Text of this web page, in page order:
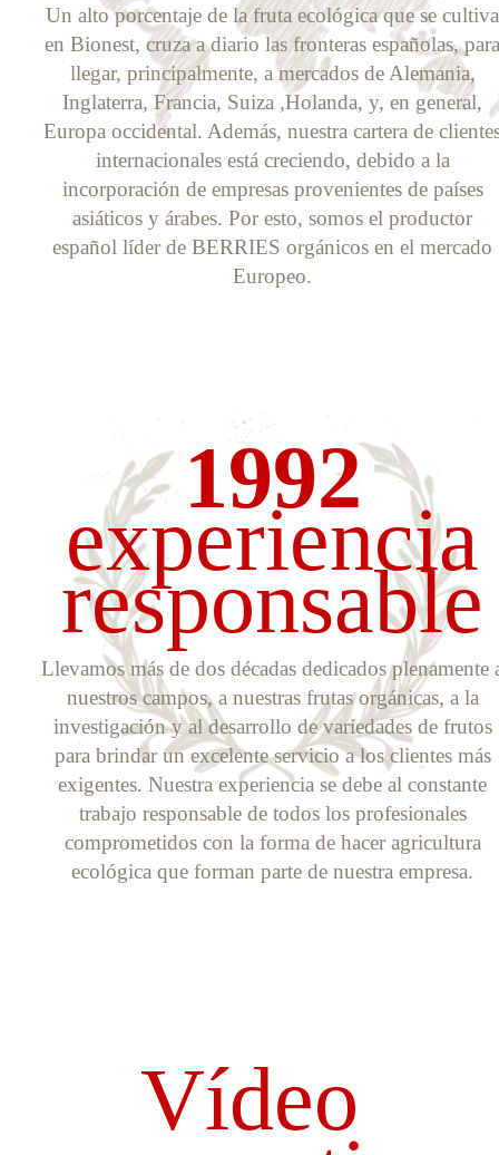
Un alto porcentaje de la fruta ecológica que se cultiva
en Bionest, cruza a diario las fronteras españolas, para
llegar, principalmente, a mercados de Alemania,
Inglaterra, Francia, Suiza ,Holanda, y, en general,
Europa occidental. Además, nuestra cartera de
internacionales está creciendo, debido a la
incorporación de empresas provenientes de países
asiáticos y árabes. Por esto, somos el productor
español líder de BERRIES orgánicos en el mercado
Europeo.
1992
experiencia
responsable
Llevamos más de dos décadas dedicados plenamente
nuestros campos, a nuestras frutas orgánicas, a la
investigación y al desarrollo de variedades de frutos
para brindar un excelente servicio a los clientes más
exigentes. Nuestra experiencia se debe al constante
trabajo responsable de todos los profesionales
comprometidos con la forma de hacer agricultura
ecológica que forman parte de nuestra empresa.
Vídeo